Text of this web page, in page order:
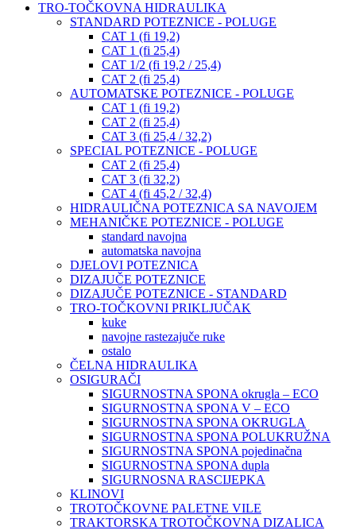
TRO-TOČKOVNA HIDRAULIKA
STANDARD POTEZNICE - POLUGE
CAT 1 (fi 19,2)
CAT 1 (fi 25,4)
CAT 1/2 (fi 19,2 / 25,4)
CAT 2 (fi 25,4)
AUTOMATSKE POTEZNICE - POLUGE
CAT 1 (fi 19,2)
CAT 2 (fi 25,4)
CAT 3 (fi 25,4 / 32,2)
SPECIAL POTEZNICE - POLUGE
CAT 2 (fi 25,4)
CAT 3 (fi 32,2)
CAT 4 (fi 45,2 / 32,4)
HIDRAULIČNA POTEZNICA SA NAVOJEM
MEHANIČKE POTEZNICE - POLUGE
standard navojna
automatska navojna
DJELOVI POTEZNICA
DIZAJUČE POTEZNICE
DIZAJUČE POTEZNICE - STANDARD
TRO-TOČKOVNI PRIKLJUČAK
kuke
navojne rastezajuče ruke
ostalo
ČELNA HIDRAULIKA
OSIGURAČI
SIGURNOSTNA SPONA okrugla – ECO
SIGURNOSTNA SPONA V – ECO
SIGURNOSTNA SPONA OKRUGLA
SIGURNOSTNA SPONA POLUKRUŽNA
SIGURNOSTNA SPONA pojedinačna
SIGURNOSTNA SPONA dupla
SIGURNOSNA RASCIJEPKA
KLINOVI
TROTOČKOVNE PALETNE VILE
TRAKTORSKA TROTOČKOVNA DIZALICA